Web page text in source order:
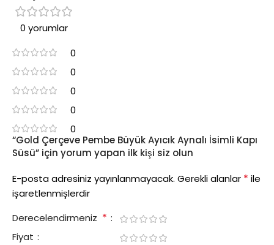
0 yorumlar
0
0
0
0
0
“Gold Çerçeve Pembe Büyük Ayıcık Aynalı İsimli Kapı
Süsü” için yorum yapan ilk kişi siz olun
E-posta adresiniz yayınlanmayacak. Gerekli alanlar * ile
işaretlenmişlerdir
Derecelendirmeniz *
Fiyat